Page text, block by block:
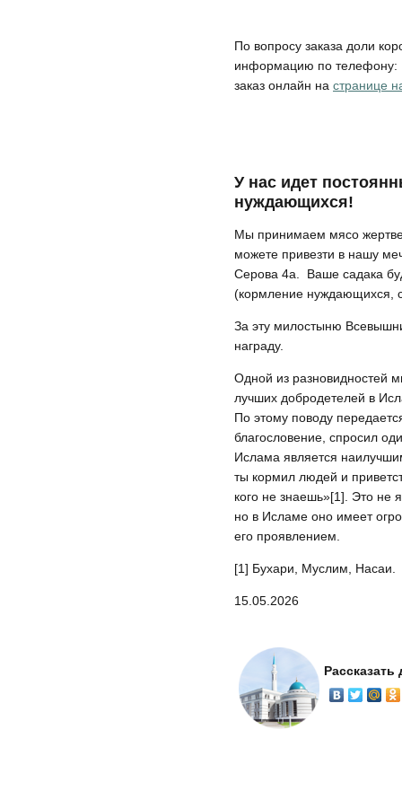
По вопросу заказа доли
информацию по
заказ онлайн на странице
У нас идет
нуждающихся!
Мы принимаем мясо
можете привезти в нашу
Серова 4а. Ваше садака
(кормление нуждающихся,
За эту милостыню
награду.
Одной из разновидностей
лучших добродетелей в
По этому поводу
благословение, спросил
Ислама является
ты кормил людей и
кого не знаешь»[1]. Это не
но в Исламе оно имеет
его проявлением.
[1] Бухари, Муслим, Насаи.
15.05.2026
Рассказать